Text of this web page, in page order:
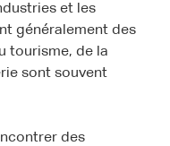
et les
généralement des
tourisme, de la
sont souvent
des